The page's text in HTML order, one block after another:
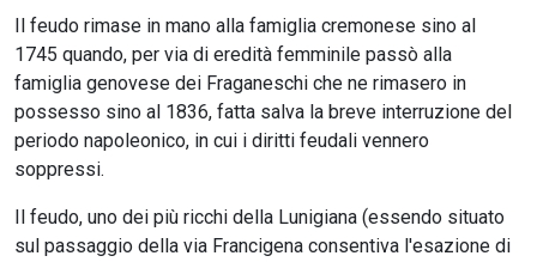
Il feudo rimase in mano alla famiglia cremonese sino al
1745 quando, per via di eredità femminile passò alla
famiglia genovese dei Fraganeschi che ne rimasero in
possesso sino al 1836, fatta salva la breve interruzione del
periodo napoleonico, in cui i diritti feudali vennero
soppressi.
Il feudo, uno dei più ricchi della Lunigiana (essendo situato
sul passaggio della via Francigena consentiva l'esazione di